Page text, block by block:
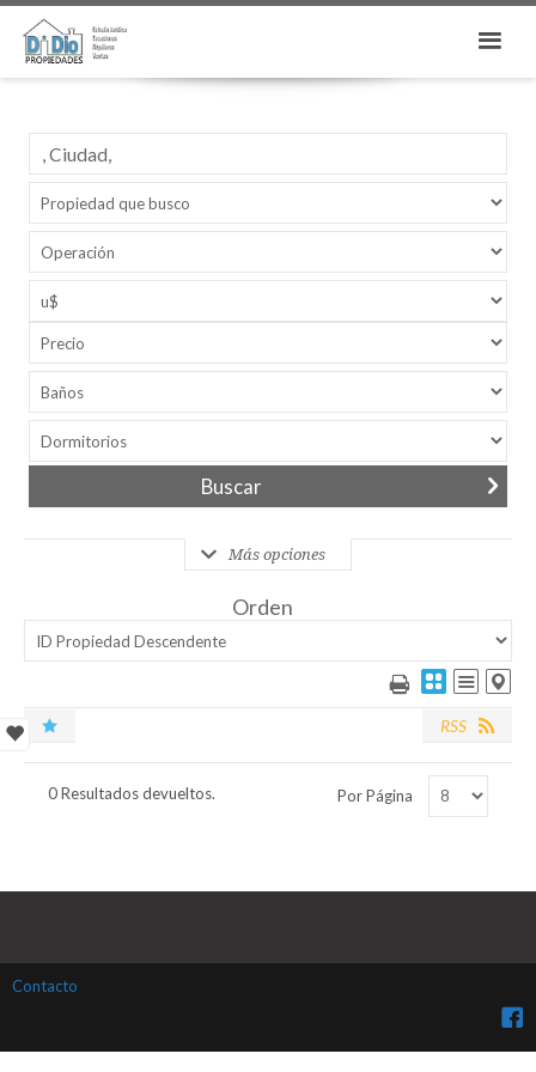
Más opciones
Orden
RSS
0 Resultados devueltos. Por Página
Contacto